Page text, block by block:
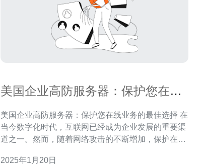
美国企业高防服务器：保护您在线
美国企业高防服务器：保护您在线业务的最佳选择 在
当今数字化时代，互联网已经成为企业发展的重要渠
道之一。然而，随着网络攻击的不断增加，保护在线
一种非常有效的解决方案，可以提供强大的安全性和
2025年1月20日